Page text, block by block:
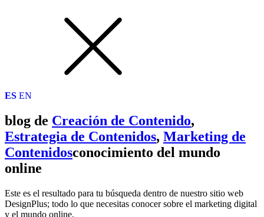
ES EN
blog de Creación de Contenido,
Estrategia de Contenidos, Marketing de
Contenidosconocimiento del mundo
online
Este es el resultado para tu búsqueda dentro de nuestro sitio web
DesignPlus; todo lo que necesitas conocer sobre el marketing digital
y el mundo online.